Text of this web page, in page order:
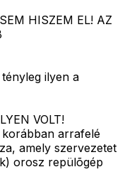
HISZEM EL! AZ
ilyen a
VOLT!
arrafelé
amely szervezetet
orosz repülõgép